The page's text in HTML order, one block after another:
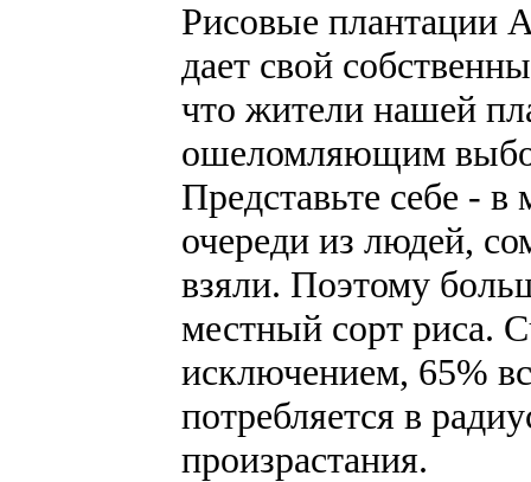
Рисовые плантации
дает свой
что жители нашей
ошеломляющим
Представьте себе -
очереди из людей,
взяли. Поэтому
местный сорт риса.
исключением, 65%
потребляется в
произрастания.